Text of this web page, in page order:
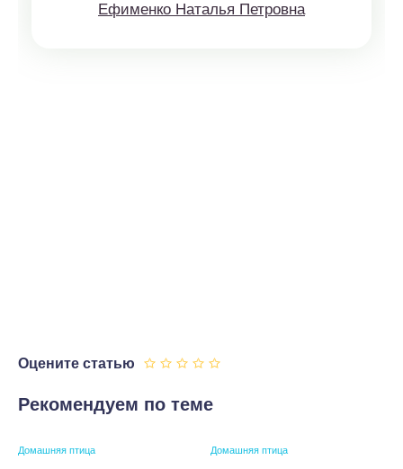
Ефименко Наталья Петровна
Оцените статью
Рекомендуем по теме
Домашняя птица Домашняя птица